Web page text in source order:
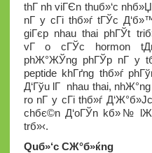
thГ nh viГЄn thuб»‘c
nГ y cГі thб»ѓ tГЎc
giГєp nhau thai phГЎt
vГ o cГЎc hormon
phЖ°ЖЎng phГЎp nГ y
peptide khГґng thб»ѓ
Д‘Гўu lГ nhau thai,
ro nГ y cГі thб»ѓ
chбє©n Д‘oГЎn kб»№
trб»‹.
Quб»‘c CЖ°б»ќng